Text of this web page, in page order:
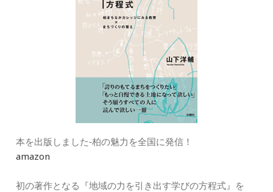
本を出版しました‐柏の魅力を全国に発信！
amazon
初の著作となる『地域の力を引き出す学びの方程式』を